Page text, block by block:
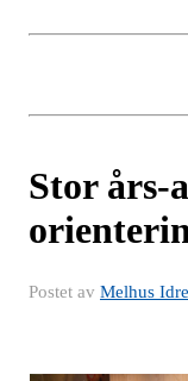
Stor års-
Postet av Melhus